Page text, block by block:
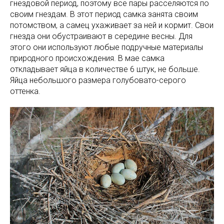
гнездовой период, поэтому все пары расселяются по
своим гнездам. В этот период самка занята своим
потомством, а самец ухаживает за ней и кормит. Свои
гнезда они обустраивают в середине весны. Для
этого они используют любые подручные материалы
природного происхождения. В мае самка
откладывает яйца в количестве 6 штук, не больше.
Яйца небольшого размера голубовато-серого
оттенка.